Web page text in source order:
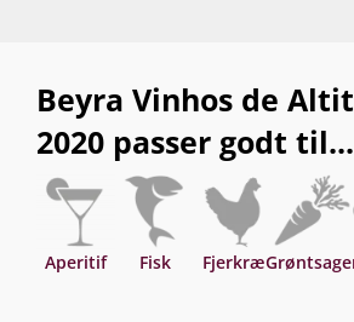
Beyra Vinhos de
2020 passer godt til...
Aperitif Fisk Fjerkræ